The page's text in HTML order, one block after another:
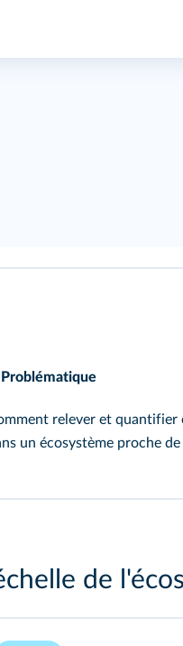
Problématique
relever et
un écosystème proche
de